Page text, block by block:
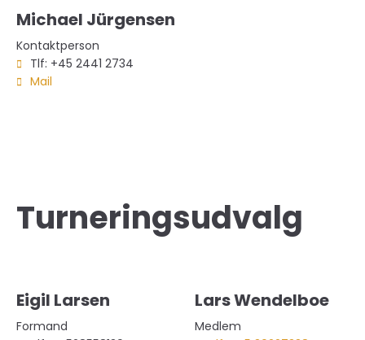
Michael Jürgensen
Kontaktperson
Tlf: +45 2441 2734
Mail
Turneringsudvalg
Eigil Larsen
Formand
Lars Wendelboe
Medlem